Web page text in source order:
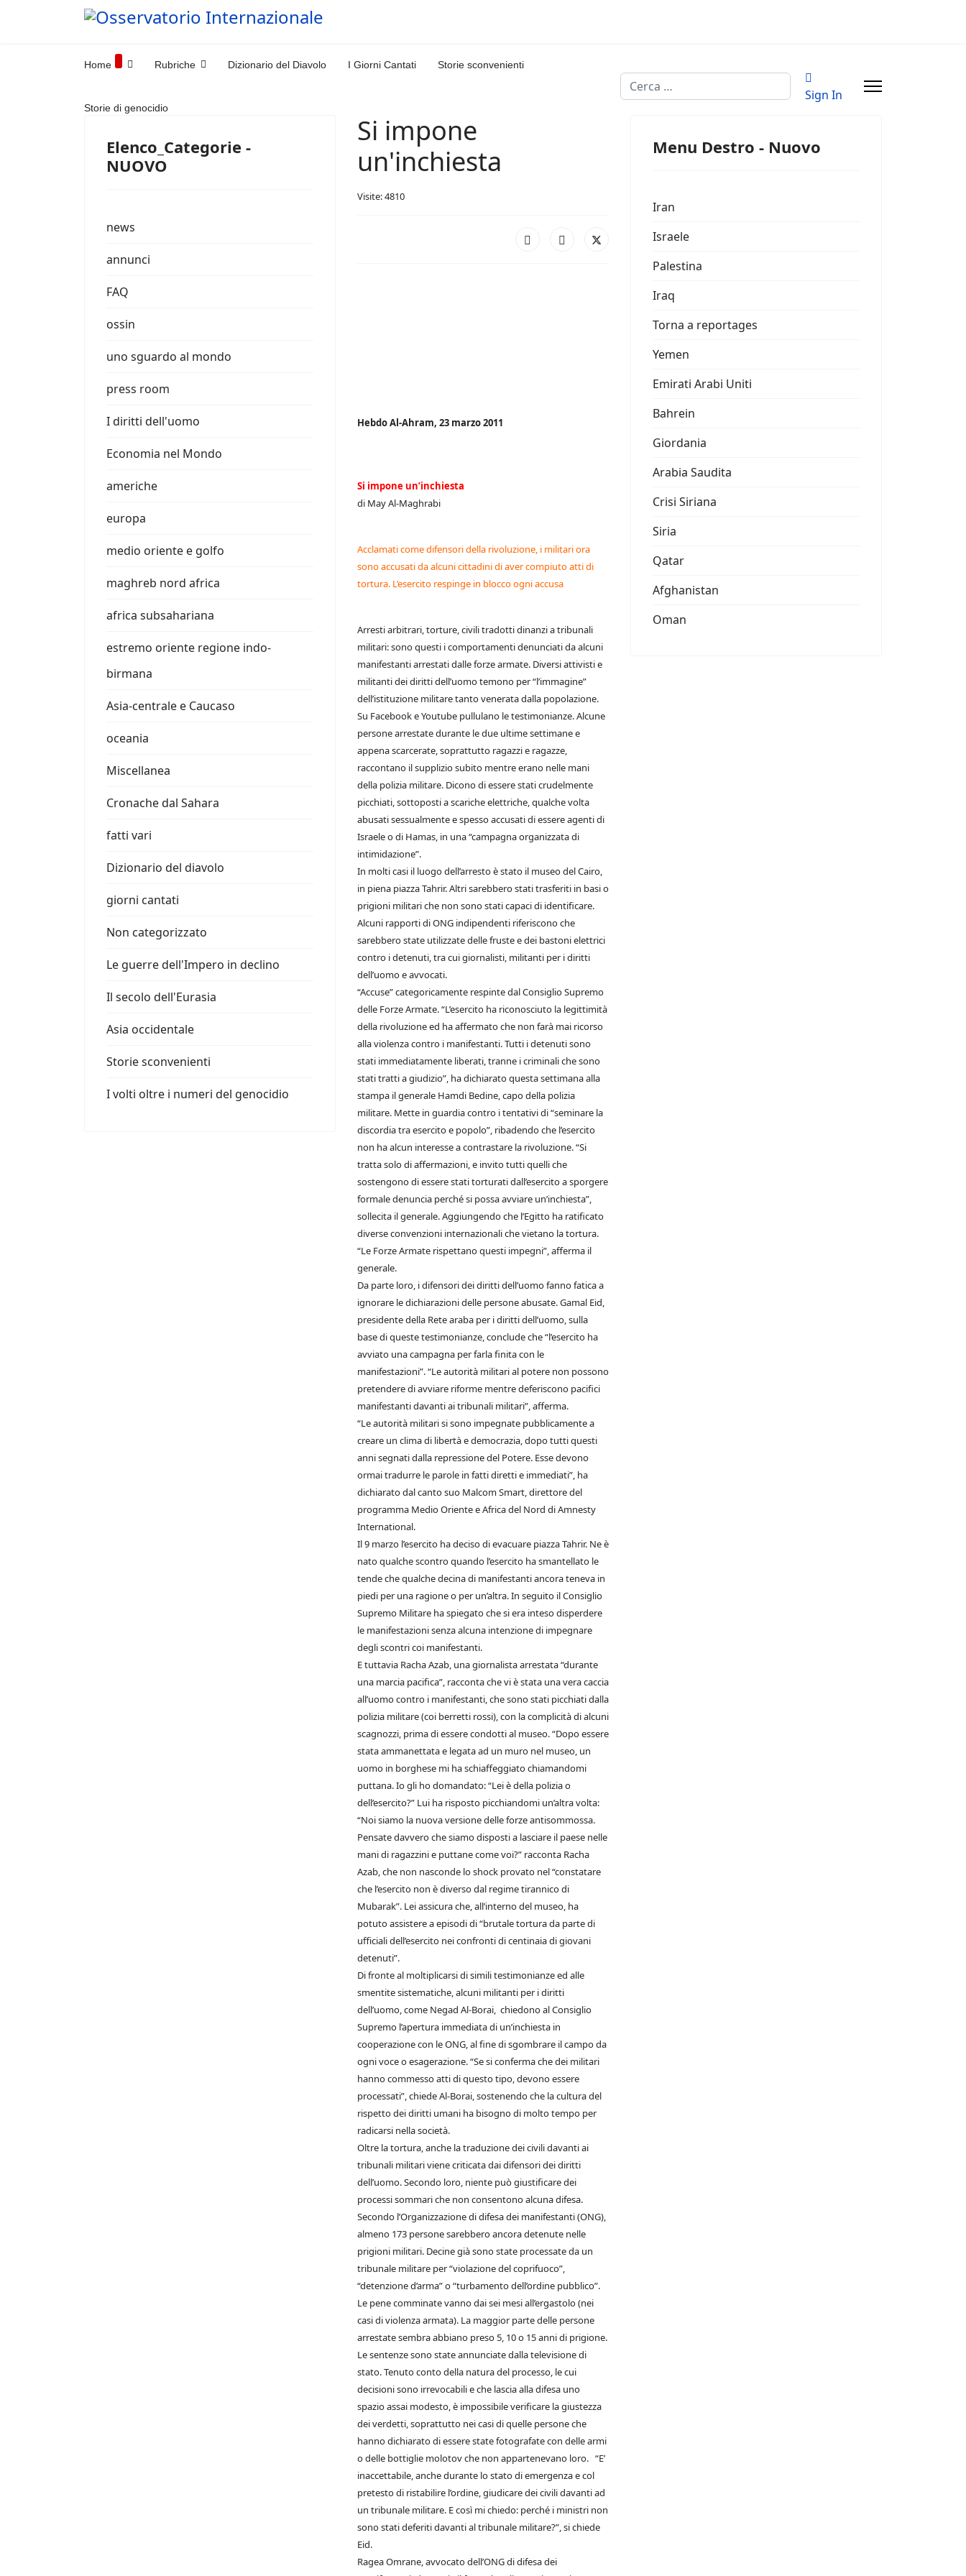
Home Rubriche Dizionario del Diavolo I Giorni Cantati Storie sconvenienti
Storie di genocidio
Cerca
Sign In
Elenco_Categorie -
NUOVO
news
annunci
FAQ
ossin
uno sguardo al mondo
press room
I diritti dell'uomo
Economia nel Mondo
americhe
europa
medio oriente e golfo
maghreb nord africa
africa subsahariana
estremo oriente regione indo-
birmana
Asia-centrale e Caucaso
oceania
Miscellanea
Cronache dal Sahara
fatti vari
Dizionario del diavolo
giorni cantati
Non categorizzato
Le guerre dell'Impero in declino
Il secolo dell'Eurasia
Asia occidentale
Storie sconvenienti
I volti oltre i numeri del genocidio
Si impone
un'inchiesta
Visite: 4810
Hebdo Al-Ahram, 23 marzo 2011
Si impone un’inchiesta
di May Al-Maghrabi
Acclamati come difensori della rivoluzione, i militari ora
sono accusati da alcuni cittadini di aver compiuto atti di
tortura. L’esercito respinge in blocco ogni accusa
Arresti arbitrari, torture, civili tradotti dinanzi a tribunali
militari: sono questi i comportamenti denunciati da alcuni
manifestanti arrestati dalle forze armate. Diversi attivisti e
militanti dei diritti dell’uomo temono per “l’immagine”
dell’istituzione militare tanto venerata dalla popolazione.
Su Facebook e Youtube pullulano le testimonianze. Alcune
persone arrestate durante le due ultime settimane e
appena scarcerate, soprattutto ragazzi e ragazze,
raccontano il supplizio subito mentre erano nelle mani
della polizia militare. Dicono di essere stati crudelmente
picchiati, sottoposti a scariche elettriche, qualche volta
abusati sessualmente e spesso accusati di essere agenti di
Israele o di Hamas, in una “campagna organizzata di
intimidazione”.
In molti casi il luogo dell’arresto è stato il museo del Cairo,
in piena piazza Tahrir. Altri sarebbero stati trasferiti in basi o
prigioni militari che non sono stati capaci di identificare.
Alcuni rapporti di ONG indipendenti riferiscono che
sarebbero state utilizzate delle fruste e dei bastoni elettrici
contro i detenuti, tra cui giornalisti, militanti per i diritti
dell’uomo e avvocati.
“Accuse” categoricamente respinte dal Consiglio Supremo
delle Forze Armate. “L’esercito ha riconosciuto la legittimità
della rivoluzione ed ha affermato che non farà mai ricorso
alla violenza contro i manifestanti. Tutti i detenuti sono
stati immediatamente liberati, tranne i criminali che sono
stati tratti a giudizio”, ha dichiarato questa settimana alla
stampa il generale Hamdi Bedine, capo della polizia
militare. Mette in guardia contro i tentativi di “seminare la
discordia tra esercito e popolo”, ribadendo che l’esercito
non ha alcun interesse a contrastare la rivoluzione. “Si
tratta solo di affermazioni, e invito tutti quelli che
sostengono di essere stati torturati dall’esercito a sporgere
formale denuncia perché si possa avviare un’inchiesta”,
sollecita il generale. Aggiungendo che l’Egitto ha ratificato
diverse convenzioni internazionali che vietano la tortura.
“Le Forze Armate rispettano questi impegni”, afferma il
generale.
Da parte loro, i difensori dei diritti dell’uomo fanno fatica a
ignorare le dichiarazioni delle persone abusate. Gamal Eid,
presidente della Rete araba per i diritti dell’uomo, sulla
base di queste testimonianze, conclude che “l’esercito ha
avviato una campagna per farla finita con le
manifestazioni”. “Le autorità militari al potere non possono
pretendere di avviare riforme mentre deferiscono pacifici
manifestanti davanti ai tribunali militari”, afferma.
“Le autorità militari si sono impegnate pubblicamente a
creare un clima di libertà e democrazia, dopo tutti questi
anni segnati dalla repressione del Potere. Esse devono
ormai tradurre le parole in fatti diretti e immediati”, ha
dichiarato dal canto suo Malcom Smart, direttore del
programma Medio Oriente e Africa del Nord di Amnesty
International.
Il 9 marzo l’esercito ha deciso di evacuare piazza Tahrir. Ne è
nato qualche scontro quando l’esercito ha smantellato le
tende che qualche decina di manifestanti ancora teneva in
piedi per una ragione o per un’altra. In seguito il Consiglio
Supremo Militare ha spiegato che si era inteso disperdere
le manifestazioni senza alcuna intenzione di impegnare
degli scontri coi manifestanti.
E tuttavia Racha Azab, una giornalista arrestata “durante
una marcia pacifica”, racconta che vi è stata una vera caccia
all’uomo contro i manifestanti, che sono stati picchiati dalla
polizia militare (coi berretti rossi), con la complicità di alcuni
scagnozzi, prima di essere condotti al museo. “Dopo essere
stata ammanettata e legata ad un muro nel museo, un
uomo in borghese mi ha schiaffeggiato chiamandomi
puttana. Io gli ho domandato: “Lei è della polizia o
dell’esercito?” Lui ha risposto picchiandomi un’altra volta:
“Noi siamo la nuova versione delle forze antisommossa.
Pensate davvero che siamo disposti a lasciare il paese nelle
mani di ragazzini e puttane come voi?” racconta Racha
Azab, che non nasconde lo shock provato nel “constatare
che l’esercito non è diverso dal regime tirannico di
Mubarak”. Lei assicura che, all’interno del museo, ha
potuto assistere a episodi di “brutale tortura da parte di
ufficiali dell’esercito nei confronti di centinaia di giovani
detenuti”.
Di fronte al moltiplicarsi di simili testimonianze ed alle
smentite sistematiche, alcuni militanti per i diritti
dell’uomo, come Negad Al-Borai, chiedono al Consiglio
Supremo l’apertura immediata di un’inchiesta in
cooperazione con le ONG, al fine di sgombrare il campo da
ogni voce o esagerazione. “Se si conferma che dei militari
hanno commesso atti di questo tipo, devono essere
processati”, chiede Al-Borai, sostenendo che la cultura del
rispetto dei diritti umani ha bisogno di molto tempo per
radicarsi nella società.
Oltre la tortura, anche la traduzione dei civili davanti ai
tribunali militari viene criticata dai difensori dei diritti
dell’uomo. Secondo loro, niente può giustificare dei
processi sommari che non consentono alcuna difesa.
Secondo l’Organizzazione di difesa dei manifestanti (ONG),
almeno 173 persone sarebbero ancora detenute nelle
prigioni militari. Decine già sono state processate da un
tribunale militare per “violazione del coprifuoco”,
“detenzione d’arma” o “turbamento dell’ordine pubblico”.
Le pene comminate vanno dai sei mesi all’ergastolo (nei
casi di violenza armata). La maggior parte delle persone
arrestate sembra abbiano preso 5, 10 o 15 anni di prigione.
Le sentenze sono state annunciate dalla televisione di
stato. Tenuto conto della natura del processo, le cui
decisioni sono irrevocabili e che lascia alla difesa uno
spazio assai modesto, è impossibile verificare la giustezza
dei verdetti, soprattutto nei casi di quelle persone che
hanno dichiarato di essere state fotografate con delle armi
o delle bottiglie molotov che non appartenevano loro. “E’
inaccettabile, anche durante lo stato di emergenza e col
pretesto di ristabilire l’ordine, giudicare dei civili davanti ad
un tribunale militare. E così mi chiedo: perché i ministri non
sono stati deferiti davanti al tribunale militare?”, si chiede
Eid.
Ragea Omrane, avvocato dell’ONG di difesa dei
Menu Destro - Nuovo
Iran
Israele
Palestina
Iraq
Torna a reportages
Yemen
Emirati Arabi Uniti
Bahrein
Giordania
Arabia Saudita
Crisi Siriana
Siria
Qatar
Afghanistan
Oman